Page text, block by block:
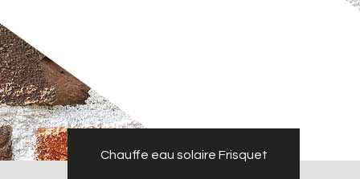
Chauffe eau solaire Frisquet